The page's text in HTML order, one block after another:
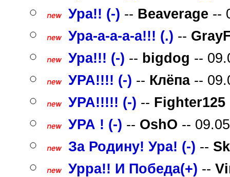
Ура!! (-) -- Beaverage --
Ура-а-а-а-а!!! (.) --
Ура!!! (-) -- bigdog --
УРА!!!! (-) -- Клёпа--
УРА!!!!! (-) -- Fighter125
УРА ! (-) -- OshO --
За Родину! Ура! (-) --
Урра!! И Победа(+) --